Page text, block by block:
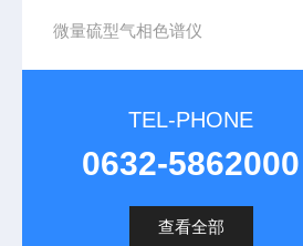
微量硫型气相色谱仪
TEL-PHONE
0632-5862000
查看全部